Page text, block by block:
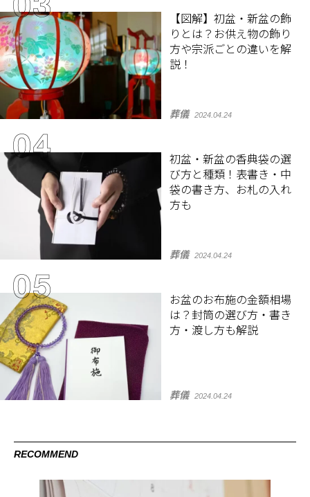
【図解】初盆・新盆の飾
りとは？お供え物の飾り
方や宗派ごとの違いを解
説！
葬儀 2024.04.24
初盆・新盆の香典袋の選
び方と種類！表書き・中
袋の書き方、お札の入れ
方も
葬儀 2024.04.24
お盆のお布施の金額相場
は？封筒の選び方・書き
方・渡し方も解説
葬儀 2024.04.24
RECOMMEND